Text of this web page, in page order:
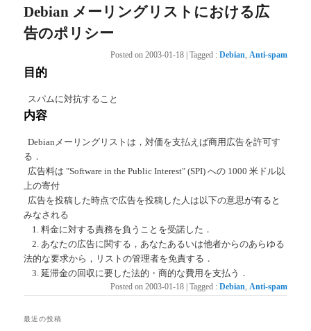
Debian メーリングリストにおける広
告のポリシー
Posted on 2003-01-18 Tagged : Debian, Anti-spam
目的
スパムに対抗すること
内容
Debianメーリングリストは，対価を支払えば商用広告を許可す
る．
広告料は "Software in the Public Interest" (SPI) への 1000 米ドル以
上の寄付
広告を投稿した時点で広告を投稿した人は以下の意思が有ると
みなされる
1. 料金に対する責務を負うことを受諾した．
2. あなたの広告に関する，あなたあるいは他者からのあらゆる
法的な要求から，リストの管理者を免責する．
3. 延滞金の回収に要した法的・商的な費用を支払う．
Posted on 2003-01-18 | Tagged : Debian, Anti-spam
最近の投稿